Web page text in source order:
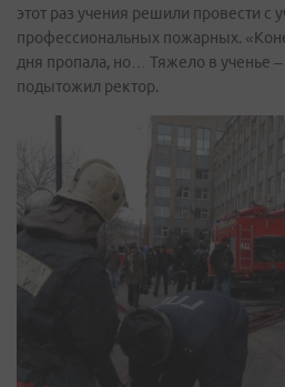
этот раз учения решили провести с
профессиональных пожарных.
дня пропала, но… Тяжело в ученье
подытожил ректор.